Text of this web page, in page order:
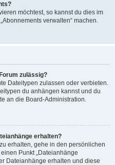
möchtest, so kannst du dies im
verwalten“ machen.
zulässig?
Dateitypen zulassen oder verbieten.
du anhängen kannst und du
an die Board-Administration.
erhalten?
erhalten, gehe in den persönlichen
Punkt „Dateianhänge
Dateianhänge erhalten und diese